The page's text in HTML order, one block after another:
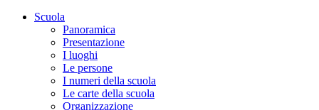
Scuola
Panoramica
Presentazione
I luoghi
Le persone
I numeri della scuola
Le carte della scuola
Organizzazione